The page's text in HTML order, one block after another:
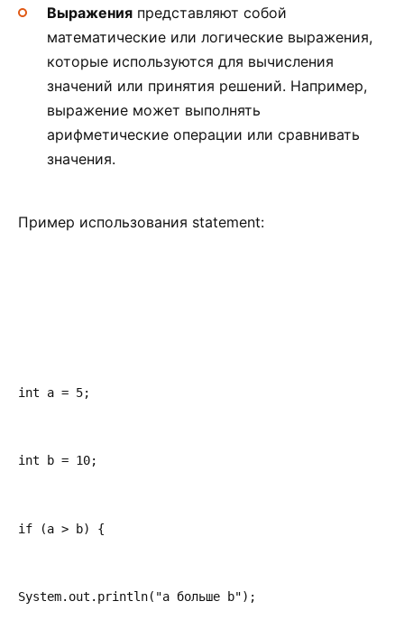
Выражения представляют собой
математические или логические выражения,
которые используются для вычисления
значений или принятия решений. Например,
выражение может выполнять
арифметические операции или сравнивать
значения.
Пример использования statement:
int a = 5;
int b = 10;
if (a > b) {
System.out.println("a больше b");